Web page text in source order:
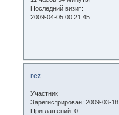
Последний визит:
2009-04-05 00:21:45
rez
Участник
Зарегистрирован: 2009-03-18
Приглашений: 0